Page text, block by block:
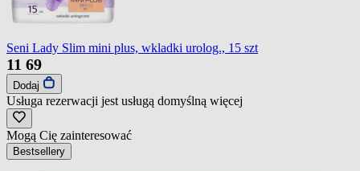
Seni Lady Slim mini plus, wkladki urolog., 15 szt
11 69
Dodaj
Usługa rezerwacji jest usługą domyślną więcej
Mogą Cię zainteresować
Bestsellery